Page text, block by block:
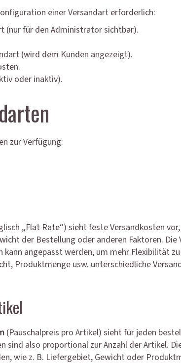
einer Versandart erforderlich:
(nur für den Administrator sichtbar).
(wird dem Kunden angezeigt).
oder inaktiv).
zur Verfügung:
„Flat Rate“) sieht feste Versandkosten
der Bestellung oder anderen Faktoren. Die
kann angepasst werden, um mehr Flexibilität
Produktmenge usw. unterschiedliche
(Pauschalpreis pro Artikel) sieht für jeden
sind also proportional zur Anzahl der Artikel.
wie z. B. Liefergebiet, Gewicht oder